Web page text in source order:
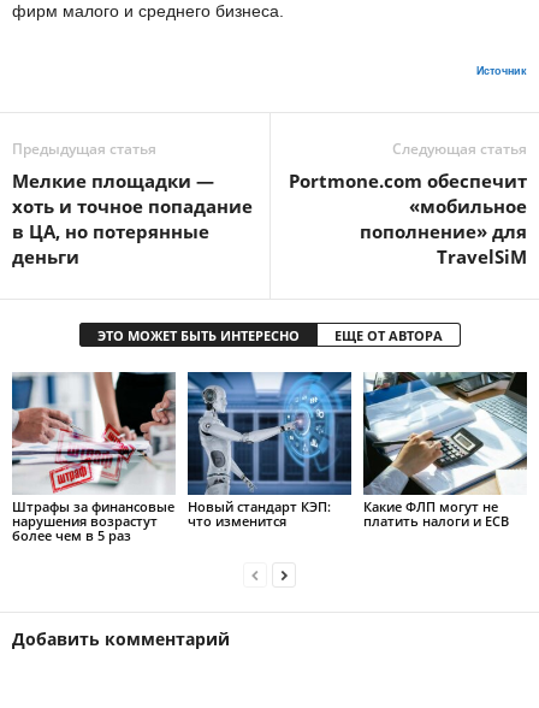
фирм малого и среднего бизнеса.
Источник
Предыдущая статья
Мелкие площадки —
хоть и точное попадание
в ЦА, но потерянные
деньги
Следующая статья
Portmone.com обеспечит
«мобильное
пополнение» для
TravelSiM
ЭТО МОЖЕТ БЫТЬ ИНТЕРЕСНО ЕЩЕ ОТ АВТОРА
Штрафы за финансовые
нарушения возрастут
более чем в 5 раз
Новый стандарт КЭП:
что изменится
Какие ФЛП могут не
платить налоги и ЕСВ
Добавить комментарий